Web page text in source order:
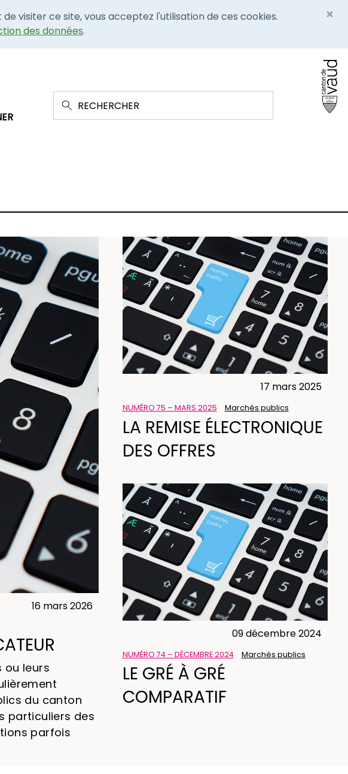
visiter ce site, vous acceptez l'utilisation de ces cookies.
des données.
×
16 mars 2026
ou leurs
du canton
particuliers des
parfois
17 mars 2025
NUMÉRO 75 – MARS 2025 Marchés publics
LA REMISE ÉLECTRONIQUE
DES OFFRES
09 décembre 2024
NUMÉRO 74 – DÉCEMBRE 2024 Marchés publics
LE GRÉ À GRÉ
COMPARATIF